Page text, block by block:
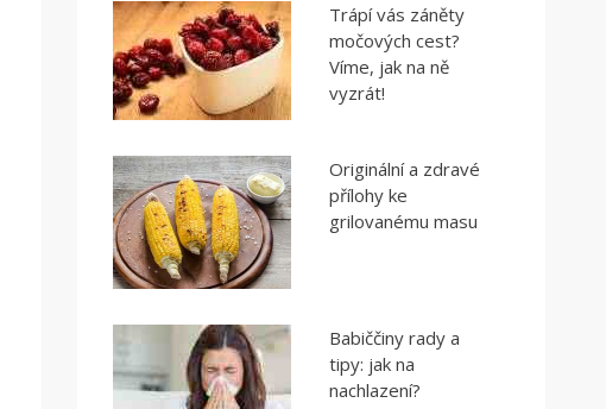
Trápí vás záněty
močových cest?
Víme, jak na ně
vyzrát!
Originální a zdravé
přílohy ke
grilovanému masu
Babiččiny rady a
tipy: jak na
nachlazení?